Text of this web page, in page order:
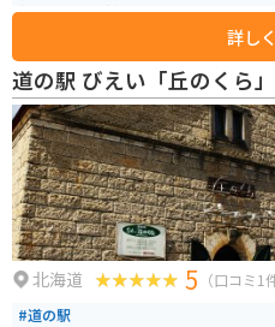
紅葉の見頃は例年9月下旬〜10月上旬
詳し
道の駅 びえい「丘のくら」
北海道 5 （口コミ1
#道の駅